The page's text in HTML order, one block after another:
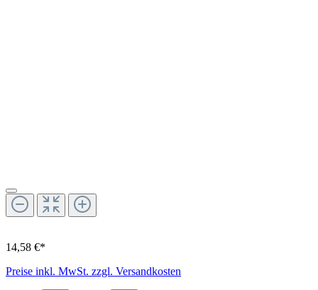
14,58 €*
Preise inkl. MwSt. zzgl. Versandkosten